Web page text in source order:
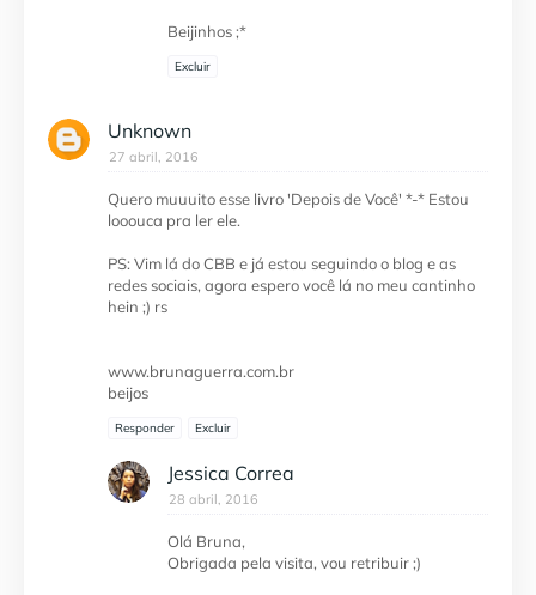
Beijinhos ;*
Excluir
Unknown
27 abril, 2016
Quero muuuito esse livro 'Depois de Você' *-* Estou
looouca pra ler ele.
PS: Vim lá do CBB e já estou seguindo o blog e as
redes sociais, agora espero você lá no meu cantinho
hein ;) rs
www.brunaguerra.com.br
beijos
Responder Excluir
Jessica Correa
28 abril, 2016
Olá Bruna,
Obrigada pela visita, vou retribuir ;)